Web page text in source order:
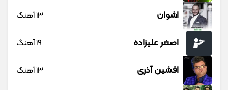
اشوان 13 آهنگ
اصغر علیزاده 19 آهنگ
افشین آذری 13 آهنگ